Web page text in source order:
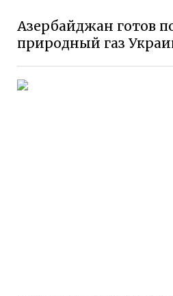
Азербайджан готов
природный газ